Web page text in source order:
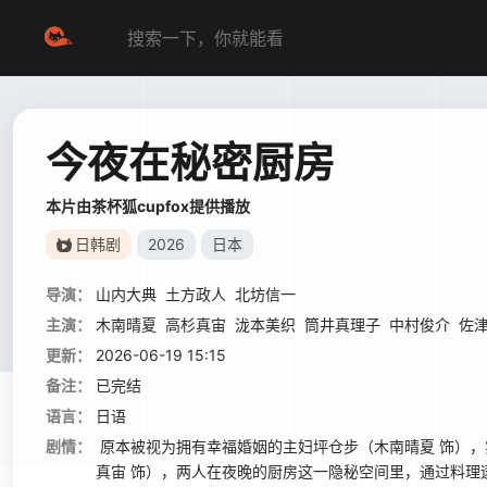
今夜在秘密厨房
本片由茶杯狐cupfox提供播放
日韩剧 2026 日本
导演： 山内大典 土方政人
北坊信一
主演：
木南晴夏 高杉真宙 泷本美织 筒井真理子 中村俊介 佐
更新：
2026-06-19 15:15
备注：
已完结
语言：
日语
剧情：
原本被视为拥有幸福婚姻的主妇坪仓步（木南晴夏 饰）
真宙 饰），两人在夜晚的厨房这一隐秘空间里，通过料